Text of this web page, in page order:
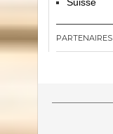
PARTENAIRES